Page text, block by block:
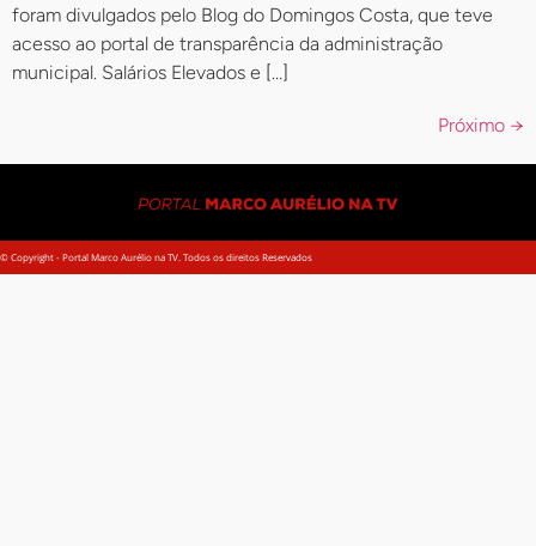
foram divulgados pelo Blog do Domingos Costa, que teve
acesso ao portal de transparência da administração
municipal. Salários Elevados e […]
Próximo →
© Copyright - Portal Marco Aurélio na TV. Todos os direitos Reservados